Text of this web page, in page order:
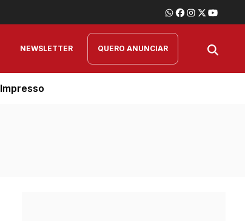
NEWSLETTER QUERO ANUNCIAR
Impresso